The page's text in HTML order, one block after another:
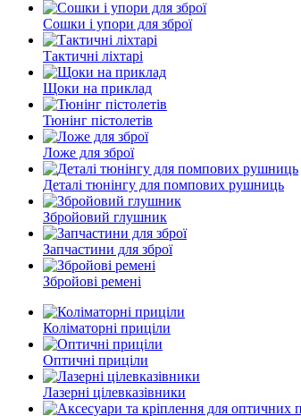
Сошки і упори для зброї
Тактичні ліхтарі
Щоки на приклад
Тюнінг пістолетів
Ложе для зброї
Деталі тюнінгу для помпових рушниць
Збройовий глушник
Запчастини для зброї
Збройові ремені
Коліматорні приціли
Оптичні приціли
Лазерні цілевказівники